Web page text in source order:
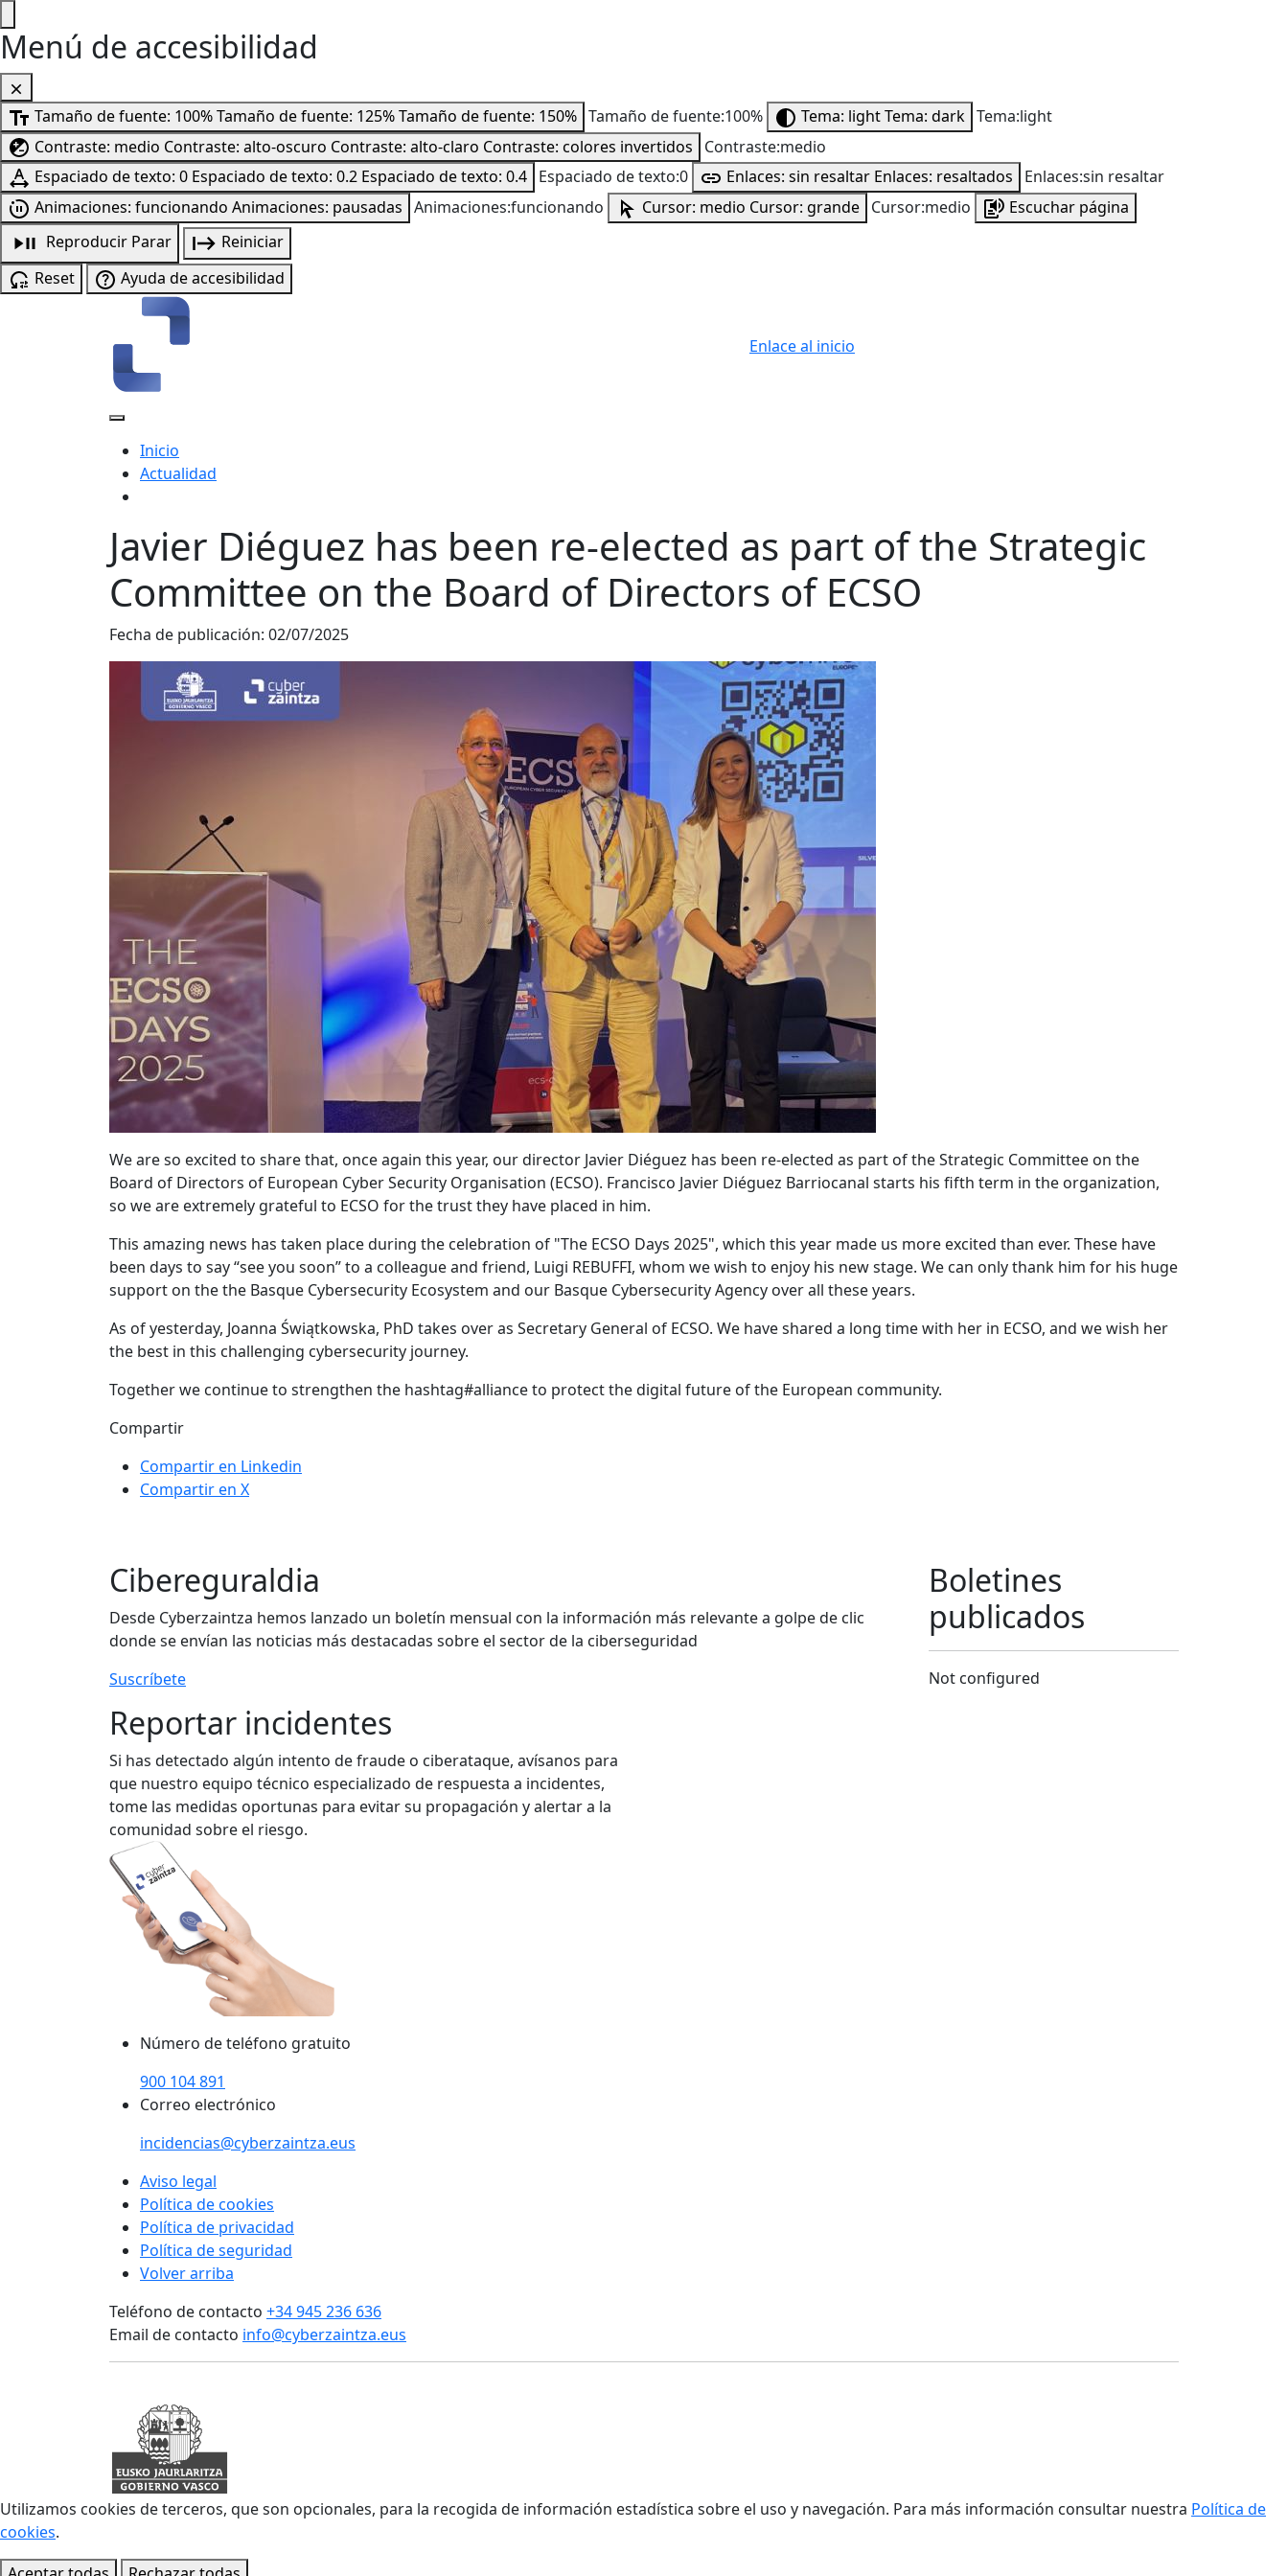
Menú de accesibilidad
Tamaño de fuente: 100%Tamaño de fuente: 125%Tamaño de fuente: 150% Tamaño de fuente:100% Tema: lightTema: dark Tema:light
Contraste: medio Contraste: alto-oscuro Contraste: alto-claro Contraste: colores invertidos
Contraste:medio
Espaciado de texto: 0 Espaciado de texto: 0.2 Espaciado de texto: 0.4 Espaciado de texto:0 Enlaces: sin resaltar Enlaces: resaltados
Enlaces:sin resaltar
Animaciones: funcionando Animaciones: pausadas Animaciones:funcionando Cursor: medio Cursor: grande Cursor:medio
Escuchar página
Reproducir Parar
Reiniciar
Reset
Ayuda de accesibilidad
Enlace al inicio
Inicio
Actualidad
Javier Diéguez has been re-elected as part of the Strategic
Committee on the Board of Directors of ECSO
Fecha de publicación: 02/07/2025
We are so excited to share that, once again this year, our director Javier Diéguez has been re-elected as part of the Strategic Committee on the
Board of Directors of European Cyber Security Organisation (ECSO). Francisco Javier Diéguez Barriocanal starts his fifth term in the organization,
so we are extremely grateful to ECSO for the trust they have placed in him.
This amazing news has taken place during the celebration of "The ECSO Days 2025", which this year made us more excited than ever. These have
been days to say “see you soon” to a colleague and friend, Luigi REBUFFI, whom we wish to enjoy his new stage. We can only thank him for his huge
support on the the Basque Cybersecurity Ecosystem and our Basque Cybersecurity Agency over all these years.
As of yesterday, Joanna Świątkowska, PhD takes over as Secretary General of ECSO. We have shared a long time with her in ECSO, and we wish her
the best in this challenging cybersecurity journey.
Together we continue to strengthen the hashtag#alliance to protect the digital future of the European community.
Compartir
Compartir en Linkedin
Compartir en X
Cibereguraldia
Desde Cyberzaintza hemos lanzado un boletín mensual con la información más relevante a golpe de clic
donde se envían las noticias más destacadas sobre el sector de la ciberseguridad
Suscríbete
Boletines
publicados
Not configured
Reportar incidentes
Si has detectado algún intento de fraude o ciberataque, avísanos para
que nuestro equipo técnico especializado de respuesta a incidentes,
tome las medidas oportunas para evitar su propagación y alertar a la
comunidad sobre el riesgo.
Número de teléfono gratuito
900 104 891
Correo electrónico
incidencias@cyberzaintza.eus
Aviso legal
Política de cookies
Política de privacidad
Política de seguridad
Volver arriba
Teléfono de contacto +34 945 236 636
Email de contacto info@cyberzaintza.eus
Utilizamos cookies de terceros, que son opcionales, para la recogida de información estadística sobre el uso y navegación. Para más información consultar nuestra Política de
cookies.